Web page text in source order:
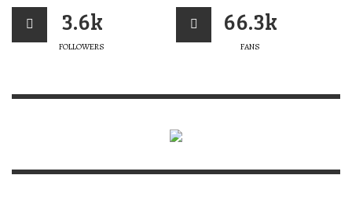
3.6k
FOLLOWERS
66.3k
FANS